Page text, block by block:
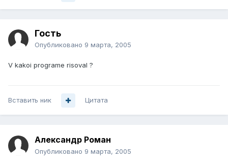
Гость
Опубликовано 9 марта, 2005
V kakoi programe risoval ?
Вставить ник Цитата
Александр Роман
Опубликовано 9 марта, 2005